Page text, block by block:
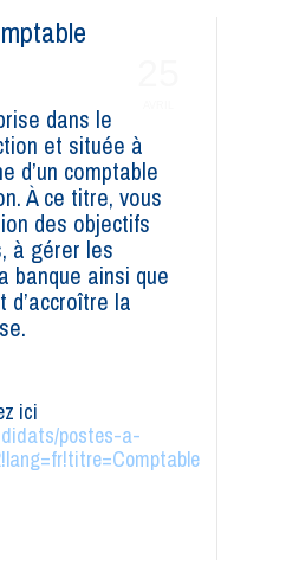
dans le
et située à
d’un comptable
À ce titre, vous
des objectifs
à gérer les
banque ainsi que
la
ici
postes-a-